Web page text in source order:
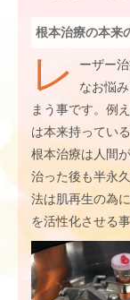
根本治療の本来
レ ーザー
なお悩
まう事です。例
は本来持ってい
根本治療は人間
治った後も半永
法は肌再生の為
を活性化させる